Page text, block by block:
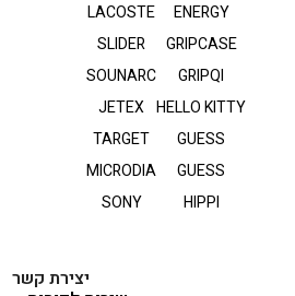
ENERGY
GRIPCASE
GRIPQI
HELLO KITTY
GUESS
GUESS
HIPPI
LACOSTE
SLIDER
SOUNARC
JETEX
TARGET
MICRODIA
SONY
יצירת קשר